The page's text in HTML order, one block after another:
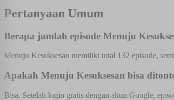
Pertanyaan Umum
Berapa jumlah episode Menuju
Menuju Kesuksesan memiliki total 132 episode,
Apakah Menuju Kesuksesan bisa
Bisa. Setelah login gratis dengan akun Google,